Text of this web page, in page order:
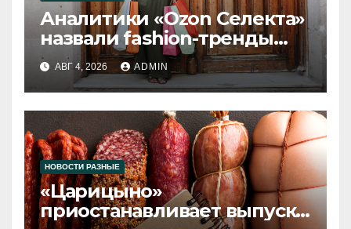
Аналитики «Ozon Селекта»
назвали fashion-тренды
2026 года
АВГ 4, 2026 ADMIN
НОВОСТИ РАЗНЫЕ
«Царицыно»
приостанавливает выпуск